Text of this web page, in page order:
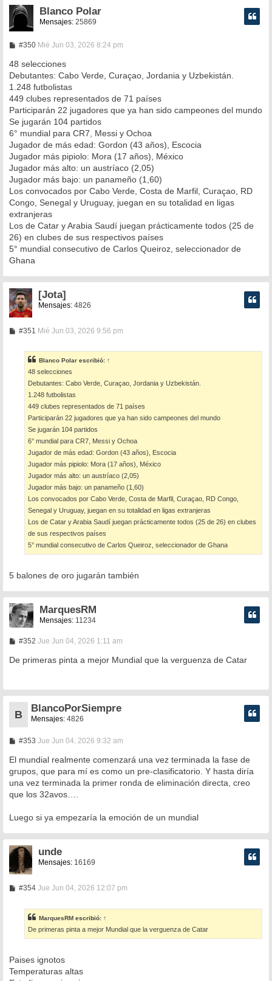
Blanco Polar
Mensajes: 25869
#350M
n
s
a
j
e
Mié Jun 03, 2026 8:24 pm
48 selecciones
Debutantes: Cabo Verde, Curaçao, Jordania y Uzbekistán.
1.248 futbolistas
449 clubes representados de 71 países
Participarán 22 jugadores que ya han sido campeones del mundo
Se jugarán 104 partidos
6° mundial para CR7, Messi y Ochoa
Jugador de más edad: Gordon (43 años), Escocia
Jugador más pipiolo: Mora (17 años), México
Jugador más alto: un austríaco (2,05)
Jugador más bajo: un panameño (1,60)
Los convocados por Cabo Verde, Costa de Marfil, Curaçao, RD
Congo, Senegal y Uruguay, juegan en su totalidad en ligas
extranjeras
Los de Catar y Arabia Saudí juegan prácticamente todos (25 de
26) en clubes de sus respectivos países
5° mundial consecutivo de Carlos Queiroz, seleccionador de
Ghana
[Jota]
Mensajes:4826
#351 M
s
a
j
e
Mié Jun 03, 2026 9:56 pm
Blanco Polar escribió: ↑
48 selecciones
Debutantes: Cabo Verde, Curaçao, Jordania y Uzbekistán.
1.248 futbolistas
449 clubes representados de 71 países
Participarán 22 jugadores que ya han sido campeones del mundo
Se jugarán 104 partidos
6° mundial para CR7, Messi y Ochoa
Jugador de más edad: Gordon (43 años), Escocia
Jugador más pipiolo: Mora (17 años), México
Jugador más alto: un austríaco (2,05)
Jugador más bajo: un panameño (1,60)
Los convocados por Cabo Verde, Costa de Marfil, Curaçao, RD Congo,
Senegal y Uruguay, juegan en su totalidad en ligas extranjeras
Los de Catar y Arabia Saudí juegan prácticamente todos (25 de 26) en clubes
de sus respectivos países
5° mundial consecutivo de Carlos Queiroz, seleccionador de Ghana
5 balones de oro jugarán también
MarquesRM
Mensajes: 11234
#352M
n
s
e
Jue Jun 04, 2026 1:11 am
De primeras pinta a mejor Mundial que la verguenza de Catar
B
BlancoPorSiempre
Mensajes: 4826
#353M
n
a
j
e
Jue Jun 04, 2026 9:32 am
El mundial realmente comenzará una vez terminada la fase de
grupos, que para mí es como un pre-clasificatorio. Y hasta diría
una vez terminada la primer ronda de eliminación directa, creo
que los 32avos….
Luego si ya empezaría la emoción de un mundial
unde
Mensajes:16169
#354M
s
a
j
e
Jue Jun 04, 2026 12:07 pm
MarquesRM escribió: ↑
De primeras pinta a mejor Mundial que la verguenza de Catar
Paises ignotos
Temperaturas altas